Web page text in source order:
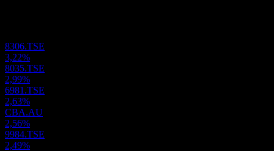
8306.TSE
3,22%
8035.TSE
2,99%
6981.TSE
2,63%
CBA.AU
2,56%
9984.TSE
2,49%